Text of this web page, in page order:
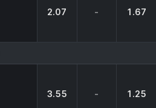
2.07 - 1.67
3.55 - 1.25